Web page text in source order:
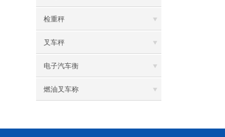
检重秤
叉车秤
电子汽车衡
燃油叉车称